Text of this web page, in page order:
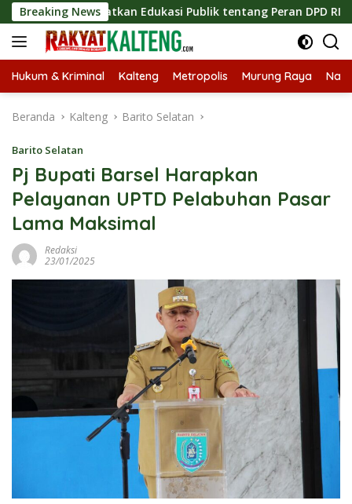
Langsung
ke
konten
Breaking News
Edukasi Publik tentang Peran DPD RI
Hukum & Kriminal Kalteng Metropolis Murung Raya
Beranda Kalteng Barito Selatan
Barito Selatan
Pj Bupati Barsel Harapkan
Pelayanan UPTD Pelabuhan Pasar
Lama Maksimal
Redaksi
23/01/2025